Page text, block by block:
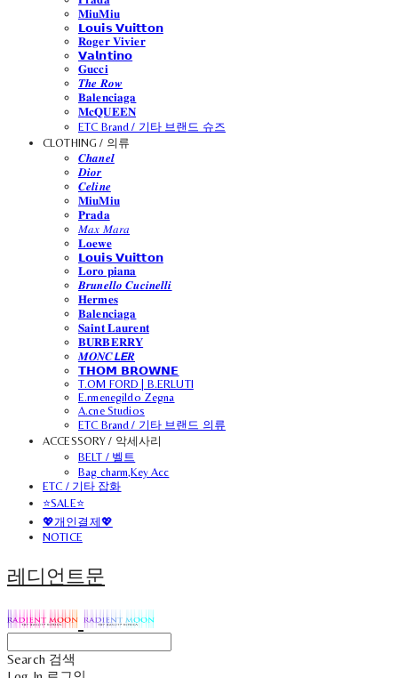
𝐌𝐢𝐮𝐌𝐢𝐮
𝗟𝗼𝘂𝗶𝘀 𝗩𝘂𝗶𝘁𝘁𝗼𝗻
𝐑𝐨𝐠𝐞𝐫 𝐕𝐢𝐯𝐢𝐞𝐫
𝗩𝗮𝗹𝗻𝘁𝗶𝗻𝗼
𝐆𝐮𝐜𝐜𝐢
𝑻𝒉𝒆 𝑹𝒐𝒘
𝐁𝐚𝐥𝐞𝐧𝐜𝐢𝐚𝐠𝐚
𝐌𝐜𝐐𝐔𝐄𝐄𝐍
ETC Brand / 기타 브랜드 슈즈
CLOTHING / 의류
𝑪𝒉𝒂𝒏𝒆𝒍
𝑫𝒊𝒐𝒓
𝑪𝒆𝒍𝒊𝒏𝒆
𝐌𝐢𝐮𝐌𝐢𝐮
𝐏𝐫𝐚𝐝𝐚
𝑀𝑎𝑥 𝑀𝑎𝑟𝑎
𝐋𝐨𝐞𝐰𝐞
𝗟𝗼𝘂𝗶𝘀 𝗩𝘂𝗶𝘁𝘁𝗼𝗻
𝐋𝐨𝐫𝐨 𝐩𝐢𝐚𝐧𝐚
𝑩𝒓𝒖𝒏𝒆𝒍𝒍𝒐 𝑪𝒖𝒄𝒊𝒏𝒆𝒍𝒍𝒊
𝐇𝐞𝐫𝐦𝐞𝐬
𝐁𝐚𝐥𝐞𝐧𝐜𝐢𝐚𝐠𝐚
𝐒𝐚𝐢𝐧𝐭 𝐋𝐚𝐮𝐫𝐞𝐧𝐭
𝐁𝐔𝐑𝐁𝐄𝐑𝐑𝐘
𝑴𝑶𝑵𝑪𝙇𝙀𝑹
𝗧𝗛𝗢𝗠 𝗕𝗥𝗢𝗪𝗡𝗘
T.OM FORD | B.ERLUTI
E.rmenegildo Zegna
A.cne Studios
ETC Brand / 기타 브랜드 의류
ACCESSORY / 악세사리
BELT / 벨트
Bag charm,Key Acc
ETC / 기타 잡화
⭐SALE⭐
💖개인결제💖
NOTICE
레디언트문
Search 검색